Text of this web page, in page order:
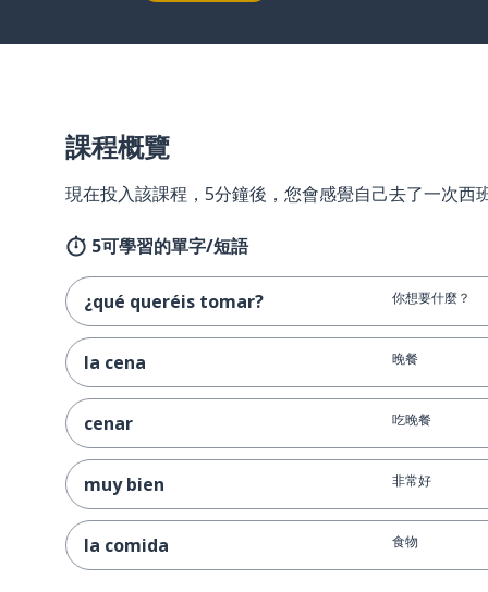
課程概覽
現在投入該課程，5分鐘後，您會感覺自己去了一次西
5可學習的單字/短語
¿qué queréis tomar? 你想要什麼？
la cena 晚餐
cenar 吃晚餐
muy bien 非常好
la comida 食物